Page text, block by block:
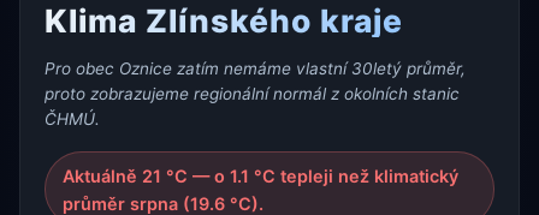
Klima Zlínského kraje
Pro obec Oznice zatím nemáme vlastní 30letý průměr,
proto zobrazujeme regionální normál z okolních stanic
ČHMÚ.
Aktuálně 21 °C — o 1.1 °C tepleji než klimatický
průměr srpna (19.6 °C).